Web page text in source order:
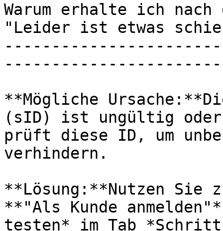
Warum erhalte ich nach
"Leider ist etwas
**Mögliche
(sID) ist ungültig oder
prüft diese ID, um
verhindern.
**Lösung:**Nutzen Sie
**"Als Kunde
testen* im Tab